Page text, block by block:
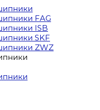
FAG
ISB
SKF
ZWZ